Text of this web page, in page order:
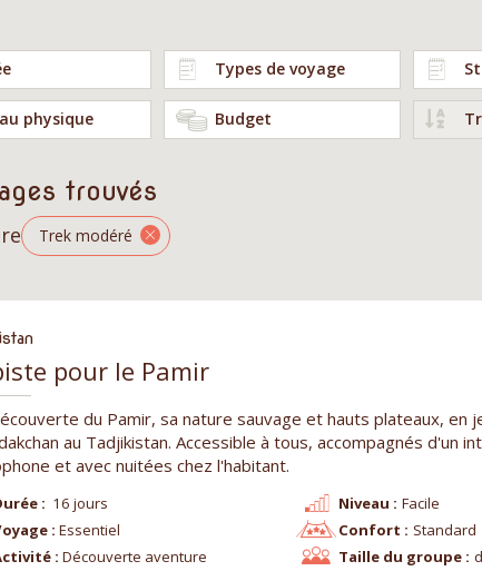
Types de voyage
physique Budget
trouvés
Trek modéré
pour le Pamir
du Pamir, sa nature sauvage et hauts plateaux, en
au Tadjikistan. Accessible à tous, accompagnés d'un
et avec nuitées chez l'habitant.
: 16 jours Niveau : Facile
: Essentiel Confort : Standard
: Découverte aventure Taille du groupe :